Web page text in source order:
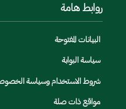
روابط هامة
البيانات المفتوحة
سياسة البوابة
شروط الاستخدام وسياسة
مواقع ذات صلة